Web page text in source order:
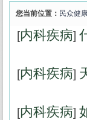
您当前位置： 民众健
[内科疾病]
[内科疾病]
[内科疾病]